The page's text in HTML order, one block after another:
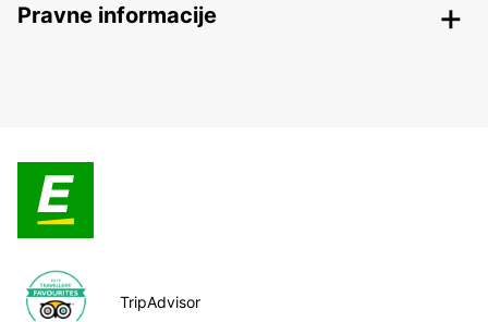
Pravne informacije
TripAdvisor